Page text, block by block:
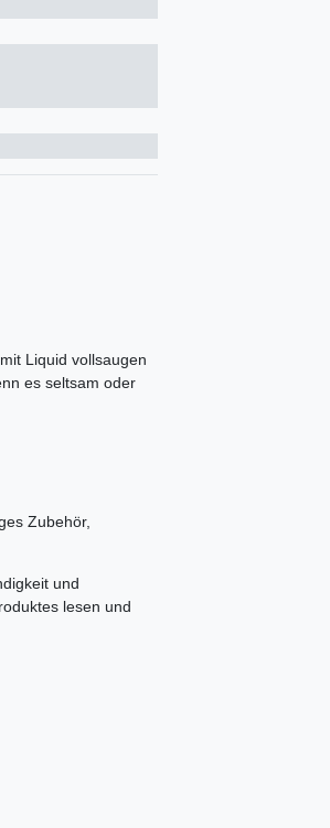
Liquid vollsaugen
es seltsam oder
Zubehör,
und
lesen und